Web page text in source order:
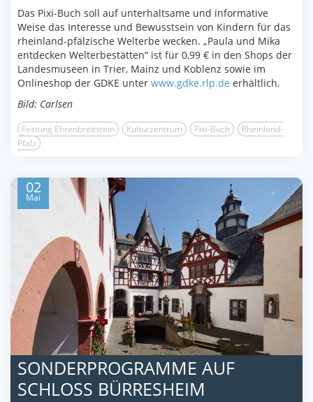
Das Pixi-Buch soll auf unterhaltsame und informative
Weise das Interesse und Bewusstsein von Kindern für das
rheinland-pfälzische Welterbe wecken. „Paula und Mika
entdecken Welterbestätten“ ist für 0,99 € in den Shops der
Landesmuseen in Trier, Mainz und Koblenz sowie im
Onlineshop der GDKE unter www.gdke.rlp.de erhältlich.
Bild: Carlsen
Festung Ehrenbreitstein Kulturzentrum Pixi-Buch
Rheinland-
Pfalz
02
Mai
SONDERPROGRAMME AUF
SCHLOSS BÜRRESHEIM